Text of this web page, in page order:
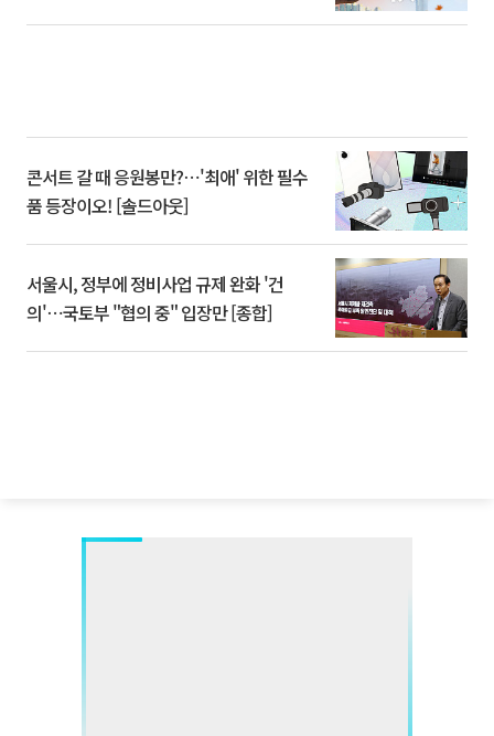
콘서트 갈 때 응원봉만?⋯'최애' 위한 필수
품 등장이오! [솔드아웃]
서울시, 정부에 정비사업 규제 완화 '건
의'⋯국토부 "협의 중" 입장만 [종합]